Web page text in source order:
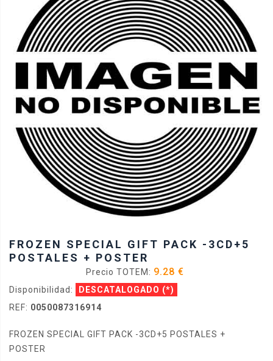
FROZEN SPECIAL GIFT PACK -3CD+5
POSTALES + POSTER
Precio TOTEM: 9.28 €
Disponibilidad: DESCATALOGADO (*)
REF: 0050087316914
FROZEN SPECIAL GIFT PACK -3CD+5 POSTALES +
POSTER